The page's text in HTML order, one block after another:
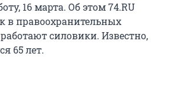
16 марта. Об этом 74.RU
в правоохранительных
силовики. Известно,
65 лет.